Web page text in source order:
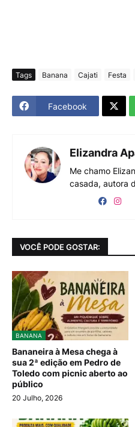
Tags Banana Cajati Festa
Facebook
Elizandra
Me chamo
casada, autora
VOCÊ PODE GOSTAR:
BANANA
Bananeira à Mesa chega à
sua 2ª edição em Pedro de
Toledo com picnic aberto ao
público
20 Julho, 2026